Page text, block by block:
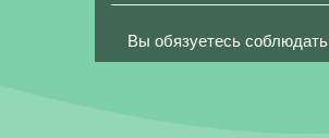
Вы обязуетесь соблюдать